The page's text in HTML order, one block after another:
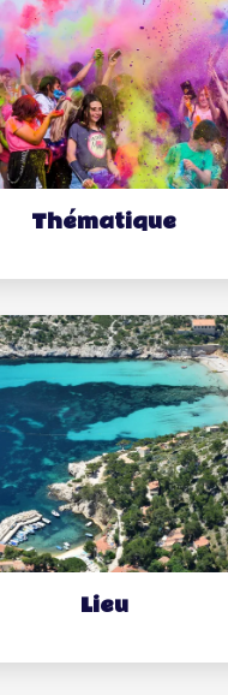
Thématique
Lieu